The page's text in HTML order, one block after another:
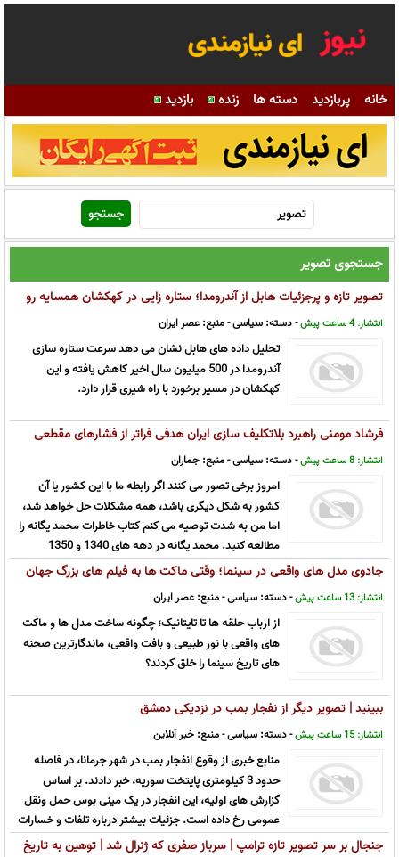
خانه پربازدید دسته ها زنده بازدید
جستجوی تصویر
تصویر تازه و پرجزئیات هابل از آندرومدا؛ ستاره زایی در کهکشان همسایه رو
به افول است
انتشار: 4 ساعت پیش - دسته: سیاسی- منبع: عصر ایران
تحلیل داده های هابل نشان می دهد سرعت ستاره سازی
آندرومدا در 500 میلیون سال اخیر کاهش یافته و این
کهکشان در مسیر برخورد با راه شیری قرار دارد.
فرشاد مومنی راهبرد بلاتکلیف سازی ایران هدفی فراتر از فشارهای مقطعی
است/ آمریکا ایران را خام فروش می خواست/ نرخ بیکاری یک رقمی، تصویر
کاملی از واقعیت بازار کار نیست
انتشار: 8 ساعت پیش - دسته: سیاسی- منبع: جماران
امروز برخی تصور می کنند اگر رابطه ما با این کشور یا آن
کشور به شکل دیگری باشد، همه مشکلات حل خواهد شد،
اما من به شدت توصیه می کنم کتاب خاطرات محمد یگانه را
مطالعه کنید. محمد یگانه در دهه های 1340 و 1350
مسئولیت سازمان برنامه، بانک مرکزی و وزارت اقتصاد را بر عهده داشت و یکی از عا
جادوی مدل های واقعی در سینما؛ وقتی ماکت ها به فیلم های بزرگ جهان
روح دادند (تصویری)
انتشار: 13 ساعت پیش - دسته: سیاسی- منبع: عصر ایران
از ارباب حلقه ها تا تایتانیک؛ چگونه ساخت مدل ها و ماکت
های واقعی با نور طبیعی و بافت واقعی، ماندگارترین صحنه
های تاریخ سینما را خلق کردند؟
ببینید | تصویر دیگر از نفجار بمب در نزدیکی دمشق
انتشار: 15 ساعت پیش - دسته: سیاسی- منبع: خبر آنلاین
منابع خبری از وقوع انفجار بمب در شهر جرمانا، در فاصله
حدود 3 کیلومتری پایتخت سوریه، خبر دادند. بر اساس
گزارش های اولیه، این انفجار در یک مینی بوس حمل ونقل
عمومی رخ داده است. جزئیات بیشتر درباره تلفات و خسارات
احتمالی این حادثه تاکنون منتشر نشده است./دانشجو
جنجال بر سر تصویر تازه ترامپ | سرباز صفری که ژنرال شد | توهین به تاریخ